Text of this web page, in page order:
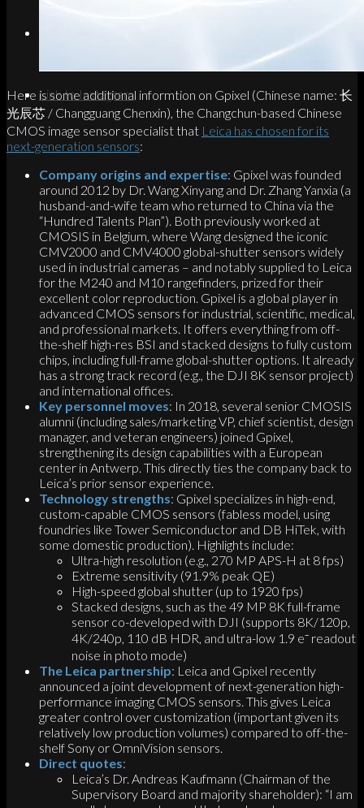
Link to Instagram
Here is some additional informtion on Gpixel (Chinese name: 长
光辰芯 / Changguang Chenxin), the Changchun-based Chinese
CMOS image sensor specialist that Leica has chosen for its
next-generation sensors:
Company origins and expertise: Gpixel was founded
around 2012 by Dr. Wang Xinyang and Dr. Zhang Yanxia (a
husband-and-wife team who returned to China via the
“Hundred Talents Plan”). Both previously worked at
CMOSIS in Belgium, where Wang designed the iconic
CMV2000 and CMV4000 global-shutter sensors widely
used in industrial cameras – and notably supplied to Leica
for the M240 and M10 rangefinders, prized for their
excellent color reproduction. Gpixel is a global player in
advanced CMOS sensors for industrial, scientific, medical,
and professional markets. It offers everything from off-
the-shelf high-res BSI and stacked designs to fully custom
chips, including full-frame global-shutter options. It already
has a strong track record (e.g., the DJI 8K sensor project)
and international offices.
Key personnel moves: In 2018, several senior CMOSIS
alumni (including sales/marketing VP, chief scientist, design
manager, and veteran engineers) joined Gpixel,
strengthening its design capabilities with a European
center in Antwerp. This directly ties the company back to
Leica’s prior sensor experience.
Technology strengths: Gpixel specializes in high-end,
custom-capable CMOS sensors (fabless model, using
foundries like Tower Semiconductor and DB HiTek, with
some domestic production). Highlights include:
Ultra-high resolution (e.g., 270 MP APS-H at 8 fps)
Extreme sensitivity (91.9% peak QE)
High-speed global shutter (up to 1920 fps)
Stacked designs, such as the 49 MP 8K full-frame
sensor co-developed with DJI (supports 8K/120p,
4K/240p, 110 dB HDR, and ultra-low 1.9 e⁻ readout
noise in photo mode)
The Leica partnership: Leica and Gpixel recently
announced a joint development of next-generation high-
performance imaging CMOS sensors. This gives Leica
greater control over customization (important given its
relatively low production volumes) compared to off-the-
shelf Sony or OmniVision sensors.
Direct quotes:
Leica’s Dr. Andreas Kaufmann (Chairman of the
Supervisory Board and majority shareholder): “I am